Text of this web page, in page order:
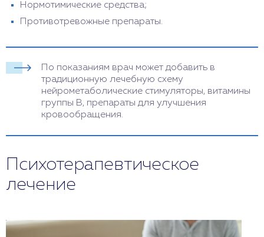
Нормотимические средства;
Противотревожные препараты.
По показаниям врач может добавить в
традиционную лечебную схему
нейрометаболические стимуляторы, витамины
группы B, препараты для улучшения
кровообращения.
Психотерапевтическое
лечение